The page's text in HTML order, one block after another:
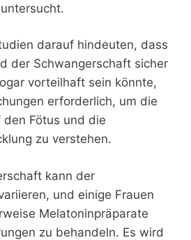
darauf hindeuten, dass
der Schwangerschaft sicher
vorteilhaft sein könnte,
erforderlich, um die
Fötus und die
zu verstehen.
kann der
und einige Frauen
Melatoninpräparate
zu behandeln. Es wird